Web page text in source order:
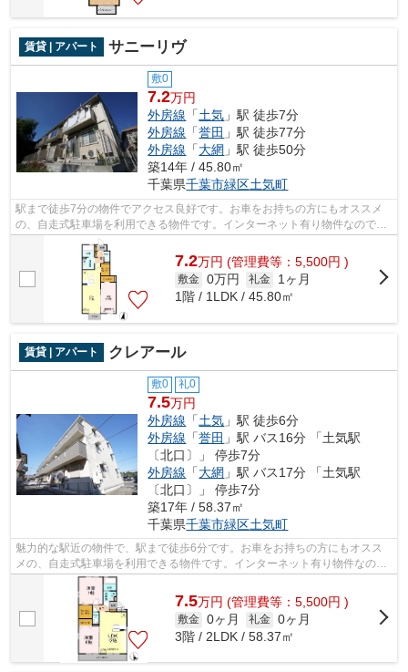
賃貸 | アパート サニーリヴ
敷0
7.2万円
外房線 「土気 」駅 徒歩7分
外房線 「誉田 」駅 徒歩77分
外房線 「大網 」駅 徒歩50分
築14年 / 45.80㎡
千葉県千葉市緑区土気町
駅まで徒歩7分の物件でアクセス良好です。お車をお持ちの方にもオススメ
の、自走式駐車場を利用できる物件です。インターネット有り物件なので、
ネットをよく使う方におすすめです。株...
7.2万円 (管理費等：5,500円 )
敷金 0万円 礼金
1ヶ月
1階 / 1LDK / 45.80㎡
賃貸 | アパート クレアール
敷0 礼0
7.5万円
外房線 「土気 」駅 徒歩6分
外房線 「誉田 」駅 バス16分 「土気駅
〔北口〕」 停歩7分
外房線 「大網 」駅 バス17分 「土気駅
〔北口〕」 停歩7分
築17年 / 58.37㎡
千葉県千葉市緑区土気町
魅力的な駅近の物件で、駅まで徒歩6分です。お車をお持ちの方にもオスス
メの、自走式駐車場を利用できる物件です。インターネット有り物件なの
で、ネットをよく使う方におすすめです。...
7.5万円 (管理費等：5,500円 )
敷金 0ヶ月 礼金 0ヶ月
3階 / 2LDK / 58.37㎡